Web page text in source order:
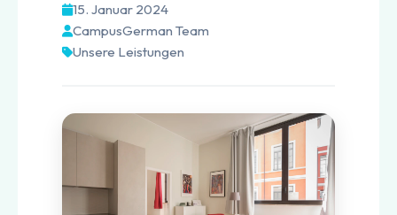
15. Januar 2024
CampusGerman Team
Unsere Leistungen